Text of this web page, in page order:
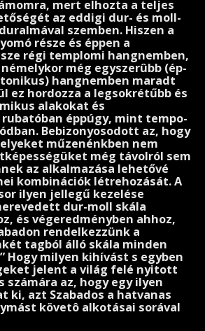
mert el­hozta a teljes
az eddigi dur- és moll-
szemben. Hiszen a
része és éppen a
régi templomi hangnemben,
még egyszerûbb (ép­
hangnemben maradt
ez hordozza a legsokrétűbb és
alakokat és
éppúgy, mint tempo-
Bebizonyosodott az, hogy
műzenénkben nem
még távolról sem
az alkalmazása lehe­tővé
kombinációk létrehozását. A
ilyen jellegű kezelése
dur-moll skála
és végeredményben ahhoz,
rendelkezzünk a
tagból álló skála minden
Hogy milyen kihívást s egyben
jelent a világ felé nyitott
számára az, hogy egy ilyen
ki, azt Szabados a hatvanas
követô alkotásai sorával